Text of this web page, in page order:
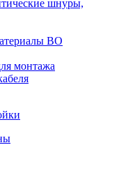
шнуры,
ВО
монтажа